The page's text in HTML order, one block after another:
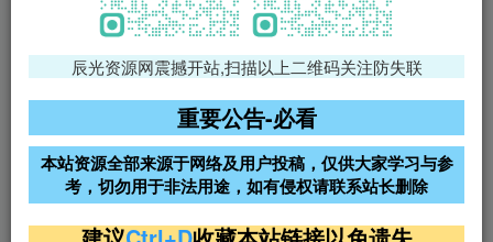
免费领支付宝红包
腾讯轻量4核4G3M服务器38元/
阿里云2核2G200M服务器68元/
年
雨云高防免备案服务器
超低价文字广告位招租 超低价文字广告位招租
辰光资源网震撼开站,扫描以上二维码关注防失联
重要公告-必看
本站资源全部来源于网络及用户投稿，仅供大家学习与参
考，切勿用于非法用途，如有侵权请联系站长删除